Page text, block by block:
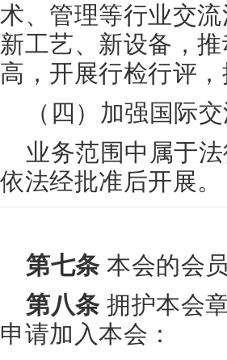
术、管理等行业交
新工艺、新设备，
高，开展行检行评
（四）加强国际
业务范围中属于
依法经批准后开展。
第七条本会的会
第八条拥护本会
申请加入本会：